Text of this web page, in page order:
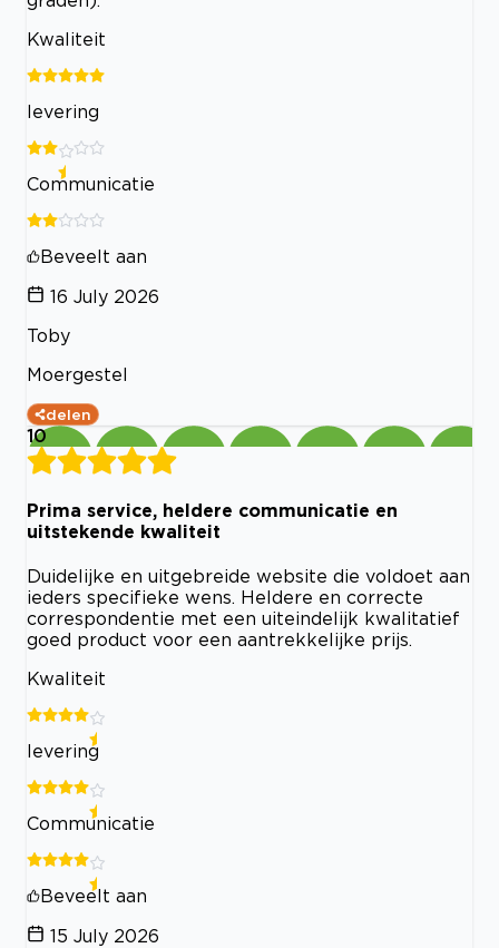
Kwaliteit
levering
Communicatie
Beveelt aan
16 July 2026
Toby
Moergestel
delen
10
Prima service, heldere communicatie en
uitstekende kwaliteit
Duidelijke en uitgebreide website die voldoet aan
ieders specifieke wens. Heldere en correcte
correspondentie met een uiteindelijk kwalitatief
goed product voor een aantrekkelijke prijs.
Kwaliteit
levering
Communicatie
Beveelt aan
15 July 2026